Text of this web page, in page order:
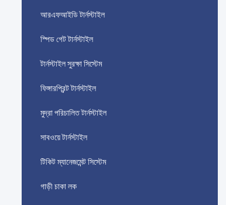
আরএফআইডি টার্নস্টাইল
স্পিড গেট টার্নস্টাইল
টার্নস্টাইল সুরক্ষা সিস্টেম
ফিঙ্গারপ্রিন্ট টার্নস্টাইল
মুদ্রা পরিচালিত টার্নস্টাইল
সাবওয়ে টার্নস্টাইল
টিকিট ম্যানেজমেন্ট সিস্টেম
গাড়ী চাকা লক